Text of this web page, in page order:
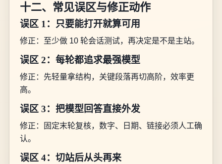
十二、常见误区与修正动作
误区 1：只要能打开就算可用
修正：至少做 10 轮会话测试，再决定是不是主站。
误区 2：每轮都追求最强模型
修正：先轻量拿结构，关键段落再切高阶，效率更
高。
误区 3：把模型回答直接外发
修正：固定末轮复核，数字、日期、链接必须人工确
认。
误区 4：切站后从头再来